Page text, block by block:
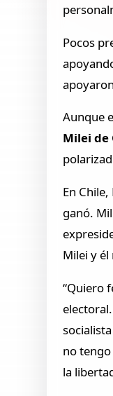
Pocos
Aunque
Milei de
En
ganó.
Milei y
“Quiero
no
la